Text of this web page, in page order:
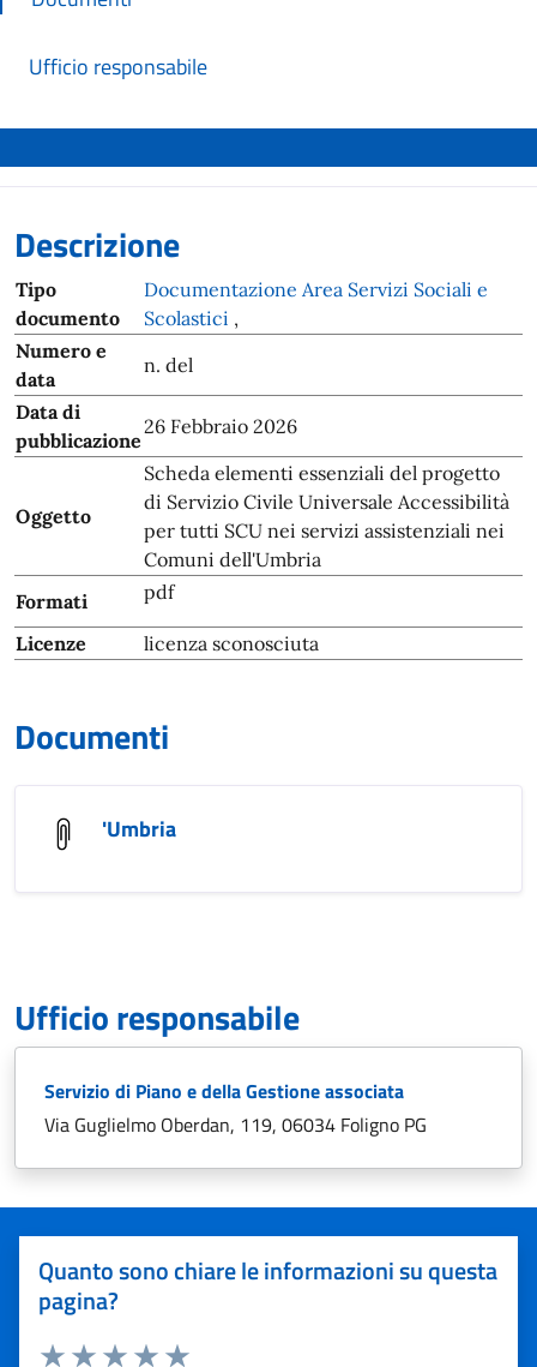
Ufficio responsabile
Descrizione
Tipo
documento
Documentazione Area Servizi Sociali e
Scolastici ,
Numero e
data
n. del
Data di
pubblicazione
26 Febbraio 2026
Oggetto
Scheda elementi essenziali del progetto
di Servizio Civile Universale Accessibilità
per tutti SCU nei servizi assistenziali nei
Comuni dell'Umbria
Formati
pdf
Licenze licenza sconosciuta
Documenti
'Umbria
Ufficio responsabile
Servizio di Piano e della Gestione associata
Via Guglielmo Oberdan, 119, 06034 Foligno PG
Quanto sono chiare le informazioni su questa
pagina?